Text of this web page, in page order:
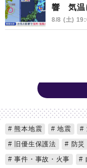
響 気温
8/8 (土)
熊本地震 地震
旧優生保護法
防災
事件・事故・火事